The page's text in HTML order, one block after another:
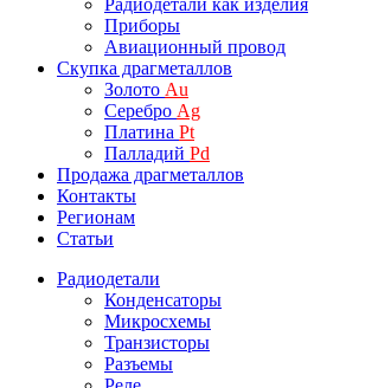
Радиодетали как изделия
Приборы
Авиационный провод
Скупка драгметаллов
Золото Au
Серебро Ag
Платина Pt
Палладий Pd
Продажа драгметаллов
Контакты
Регионам
Статьи
Радиодетали
Конденсаторы
Микросхемы
Транзисторы
Разъемы